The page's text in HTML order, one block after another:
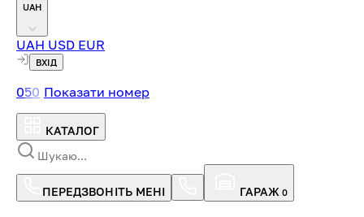
UAH
UAH USD EUR
ВХІД
050 Показати номер
КАТАЛОГ
ПЕРЕДЗВОНІТЬ МЕНІ ГАРАЖ 0